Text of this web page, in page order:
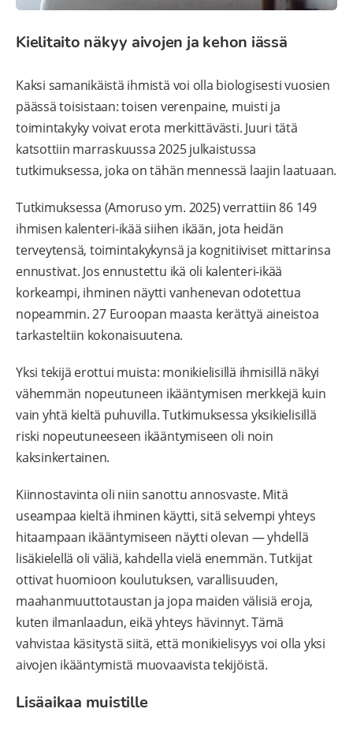
Kielitaito näkyy aivojen ja kehon iässä
Kaksi samanikäistä ihmistä voi olla biologisesti vuosien
päässä toisistaan: toisen verenpaine, muisti ja
toimintakyky voivat erota merkittävästi. Juuri tätä
katsottiin marraskuussa 2025 julkaistussa
tutkimuksessa, joka on tähän mennessä laajin laatuaan.
Tutkimuksessa (Amoruso ym. 2025) verrattiin 86 149
ihmisen kalenteri-ikää siihen ikään, jota heidän
terveytensä, toimintakykynsä ja kognitiiviset mittarinsa
ennustivat. Jos ennustettu ikä oli kalenteri-ikää
korkeampi, ihminen näytti vanhenevan odotettua
nopeammin. 27 Euroopan maasta kerättyä aineistoa
tarkasteltiin kokonaisuutena.
Yksi tekijä erottui muista: monikielisillä ihmisillä näkyi
vähemmän nopeutuneen ikääntymisen merkkejä kuin
vain yhtä kieltä puhuvilla. Tutkimuksessa yksikielisillä
riski nopeutuneeseen ikääntymiseen oli noin
kaksinkertainen.
Kiinnostavinta oli niin sanottu annosvaste. Mitä
useampaa kieltä ihminen käytti, sitä selvempi yhteys
hitaampaan ikääntymiseen näytti olevan — yhdellä
lisäkielellä oli väliä, kahdella vielä enemmän. Tutkijat
ottivat huomioon koulutuksen, varallisuuden,
maahanmuuttotaustan ja jopa maiden välisiä eroja,
kuten ilmanlaadun, eikä yhteys hävinnyt. Tämä
vahvistaa käsitystä siitä, että monikielisyys voi olla yksi
aivojen ikääntymistä muovaavista tekijöistä.
Lisäaikaa muistille